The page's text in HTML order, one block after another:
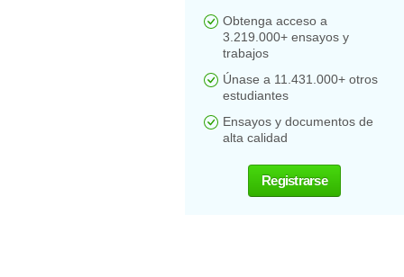
Obtenga acceso a
3.219.000+ ensayos y
trabajos
Únase a 11.431.000+ otros
estudiantes
Ensayos y documentos de
alta calidad
Registrarse